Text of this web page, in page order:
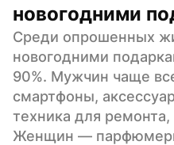
новогодними
Среди опрошенных
новогодними
90%. Мужчин чаще
смартфоны,
техника для
Женщин —